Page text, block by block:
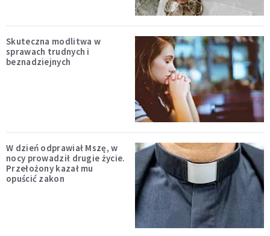
Skuteczna modlitwa w
sprawach trudnych i
beznadziejnych
W dzień odprawiał Mszę, w
nocy prowadził drugie życie.
Przełożony kazał mu
opuścić zakon